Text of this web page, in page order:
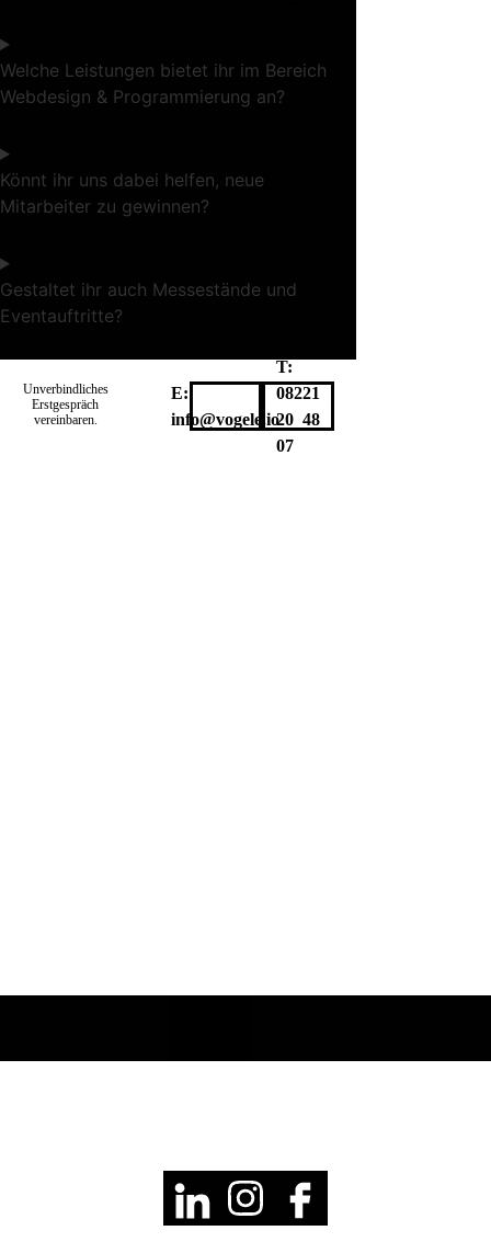
Welche Leistungen bietet ihr im Bereich
Webdesign & Programmierung an?
Könnt ihr uns dabei helfen, neue
Mitarbeiter zu gewinnen?
Gestaltet ihr auch Messestände und
Eventauftritte?
Unverbindliches
Erstgespräch
vereinbaren.
E:
info@vogele.io
T:
08221
20 48
07